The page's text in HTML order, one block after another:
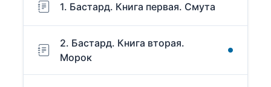
1. Бастард. Книга первая. Смута
2. Бастард. Книга вторая.
Морок